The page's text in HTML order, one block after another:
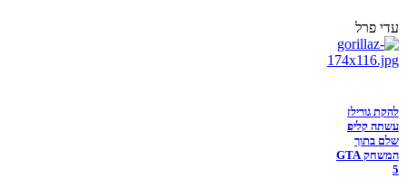
עדי פרל
להקת גורילז
עשתה קליפ
שלם בתוך
המשחק GTA
5